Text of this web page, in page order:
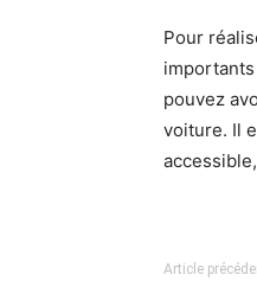
Pour
pouvez
voiture. Il
Article